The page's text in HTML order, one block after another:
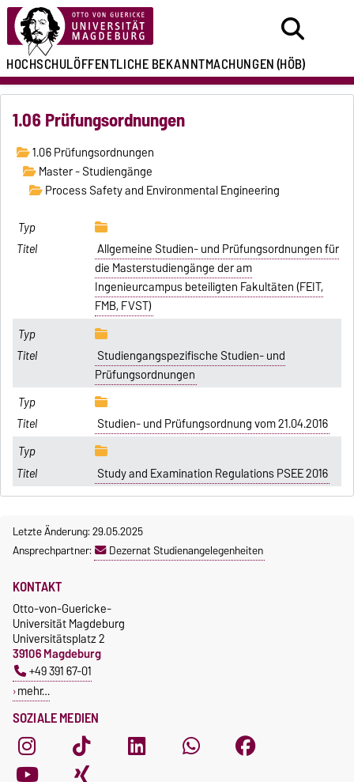
HOCHSCHULÖFFENTLICHEBEKANNTMACHUNGEN(HÖB)
1.06 Prüfungsordnungen
1.06 Prüfungsordnungen
Master - Studiengänge
Process Safety and Environmental Engineering
Allgemeine Studien- und Prüfungsordnungen für
die Masterstudiengänge der am
Ingenieurcampus beteiligten Fakultäten (FEIT,
FMB, FVST)
Studiengangspezifische Studien- und
Prüfungsordnungen
Studien- und Prüfungsordnung vom 21.04.2016
Study and Examination Regulations PSEE 2016
Letzte Änderung: 29.05.2025
Ansprechpartner:
Dezernat Studienangelegenheiten
SOZIALE MEDIEN
KONTAKT
Otto-von-Guericke-
Universität Magdeburg
Universitätsplatz 2
39106 Magdeburg
+49 391 67-01
mehr…